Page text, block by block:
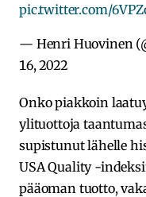
pic.twitter.com/
— Henri Huovinen
16, 2022
Onko piakkoin
ylituottoja
supistunut lähelle
USA Quality -
pääoman tuotto,